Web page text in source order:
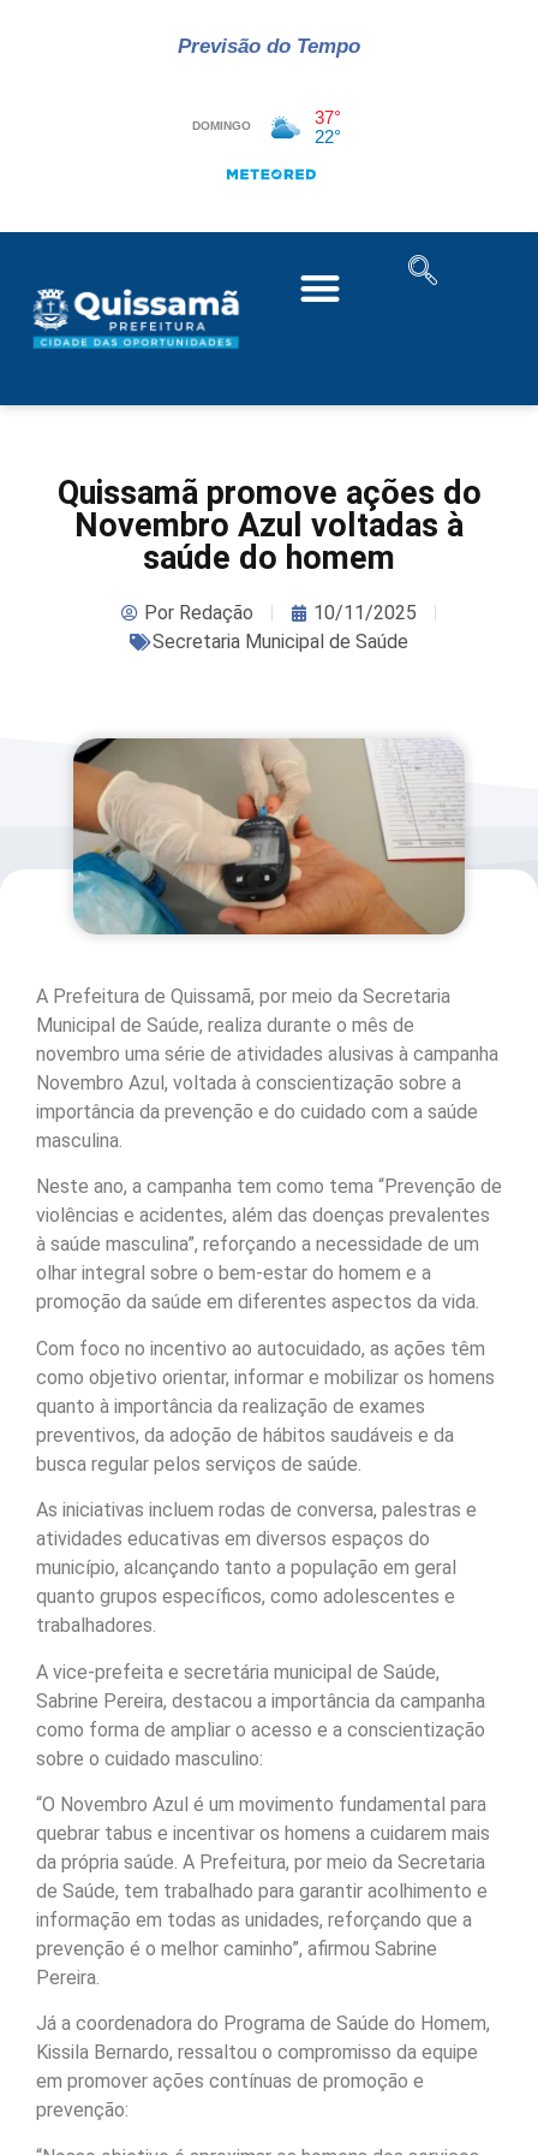
Previsão do Tempo
Quissamã promove ações do
Novembro Azul voltadas à
saúde do homem
PorRedação
10/11/2025
Secretaria Municipal de Saúde
A Prefeitura de Quissamã, por meio da Secretaria
Municipal de Saúde, realiza durante o mês de
novembro uma série de atividades alusivas à campanha
Novembro Azul, voltada à conscientização sobre a
importância da prevenção e do cuidado com a saúde
masculina.
Neste ano, a campanha tem como tema “Prevenção de
violências e acidentes, além das doenças prevalentes
à saúde masculina”, reforçando a necessidade de um
olhar integral sobre o bem-estar do homem e a
promoção da saúde em diferentes aspectos da vida.
Com foco no incentivo ao autocuidado, as ações têm
como objetivo orientar, informar e mobilizar os homens
quanto à importância da realização de exames
preventivos, da adoção de hábitos saudáveis e da
busca regular pelos serviços de saúde.
As iniciativas incluem rodas de conversa, palestras e
atividades educativas em diversos espaços do
município, alcançando tanto a população em geral
quanto grupos específicos, como adolescentes e
trabalhadores.
A vice-prefeita e secretária municipal de Saúde,
Sabrine Pereira, destacou a importância da campanha
como forma de ampliar o acesso e a conscientização
sobre o cuidado masculino:
“O Novembro Azul é um movimento fundamental para
quebrar tabus e incentivar os homens a cuidarem mais
da própria saúde. A Prefeitura, por meio da Secretaria
de Saúde, tem trabalhado para garantir acolhimento e
informação em todas as unidades, reforçando que a
prevenção é o melhor caminho”, afirmou Sabrine
Pereira.
Já a coordenadora do Programa de Saúde do Homem,
Kissila Bernardo, ressaltou o compromisso da equipe
em promover ações contínuas de promoção e
prevenção: